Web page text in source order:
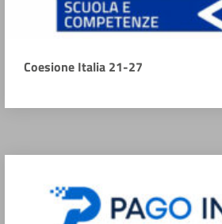
Coesione Italia 21-27